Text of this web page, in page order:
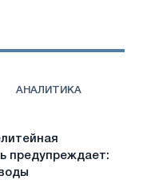
АНАЛИТИКА
предупреждает: